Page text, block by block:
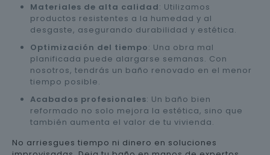
Materiales de alta calidad: Utilizamos
productos resistentes a la humedad y al
desgaste, asegurando durabilidad y estética.
Optimización del tiempo: Una obra mal
planificada puede alargarse semanas. Con
nosotros, tendrás un baño renovado en el menor
tiempo posible.
Acabados profesionales: Un baño bien
reformado no solo mejora la estética, sino que
también aumenta el valor de tu vivienda.
No arriesgues tiempo ni dinero en soluciones